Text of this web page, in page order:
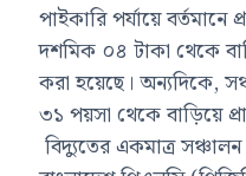
পাইকারি পর্যায়ে
দশমিক ০৪ টাকা থেকে
করা হয়েছে। অন্যদিকে,
৩১ পয়সা থেকে বাড়িয়ে
বিদ্যুতের একমাত্র